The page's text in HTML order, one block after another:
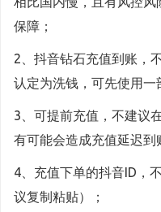
保障；
2、抖音钻石充值到账，
认定为洗钱，可先使用一
3、可提前充值，不建议
有可能会造成充值延迟到
4、充值下单的抖音ID，
议复制粘贴）；